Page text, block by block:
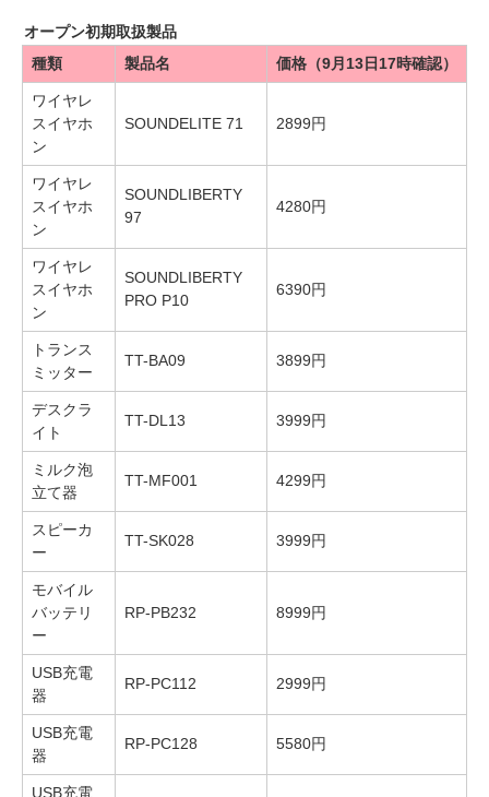
オープン初期取扱製品
種類
製品名 価格（9月13日17時確認）
ワイヤレ
スイヤホ
ン
SOUNDELITE 71 2899円
ワイヤレ
スイヤホ
ン
SOUNDLIBERTY
97
4280円
ワイヤレ
スイヤホ
ン
SOUNDLIBERTY
PRO P10
6390円
トランス
ミッター
TT-BA09 3899円
デスクラ
イト
TT-DL13 3999円
ミルク泡
立て器
TT-MF001 4299円
スピーカ
ー
TT-SK028 3999円
モバイル
バッテリ
ー
RP-PB232 8999円
USB充電
器
RP-PC112 2999円
USB充電
器
RP-PC128 5580円
USB充電